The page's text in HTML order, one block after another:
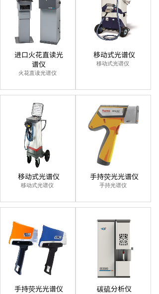
进口火花直读光
谱仪
火花直读光谱仪
移动式光谱仪
移动式光谱仪
移动式光谱仪
移动式光谱仪
手持荧光光谱仪
手持光谱仪
手持荧光光谱仪 碳硫分析仪